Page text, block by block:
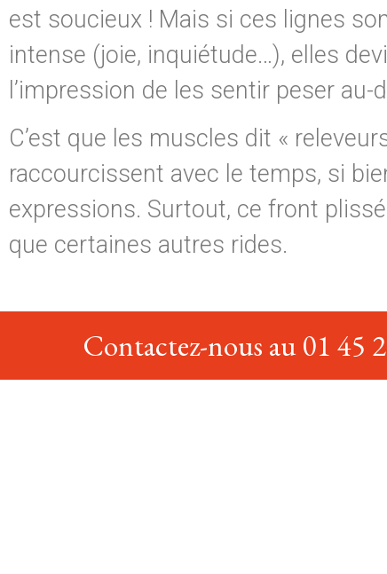
est soucieux ! Mais si ces lignes
intense (joie, inquiétude…), elles
l’impression de les sentir peser
C’est que les muscles dit «
raccourcissent avec le temps, si
expressions. Surtout, ce front
que certaines autres rides.
Contactez-nous au 01 45